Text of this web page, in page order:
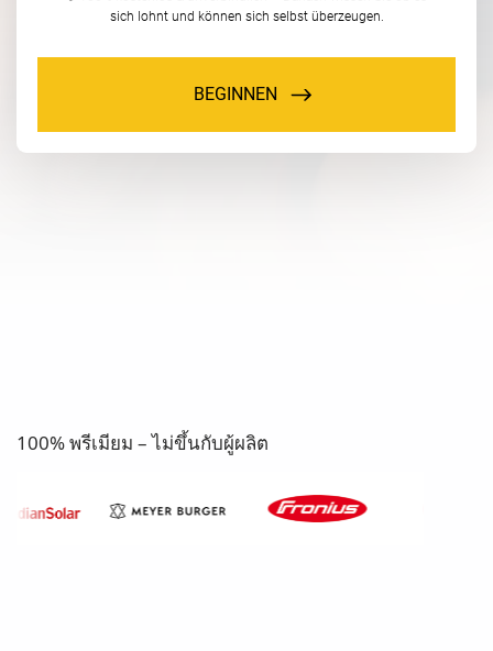
100% พรีเมียม – ไม่ขึ้นกับผู้ผลิต